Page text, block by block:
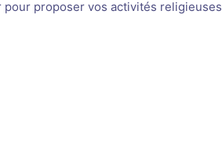
pour proposer vos activités